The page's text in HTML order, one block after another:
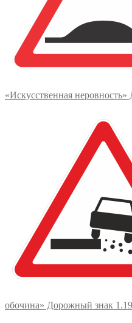
«Искусственная
обочина» Дорожный знак 1.19